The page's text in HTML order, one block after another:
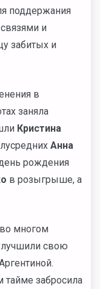
поддержания
и
забитых и
в
заняла
Кристина
Анна
рождения
в розыгрыше, а
во многом
свою
тайме забросила